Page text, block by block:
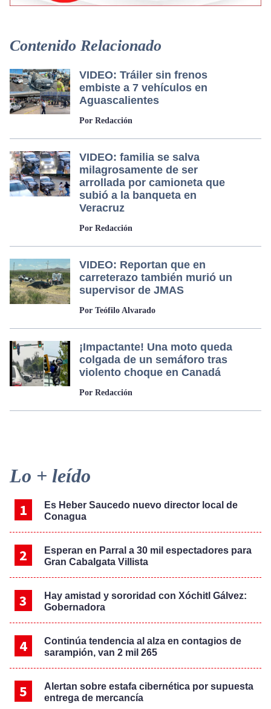
Contenido Relacionado
VIDEO: Tráiler sin frenos
embiste a 7 vehículos en
Aguascalientes
Por Redacción
VIDEO: familia se salva
milagrosamente de ser
arrollada por camioneta que
subió a la banqueta en
Veracruz
Por Redacción
VIDEO: Reportan que en
carreterazo también murió un
supervisor de JMAS
Por Teófilo Alvarado
¡Impactante! Una moto queda
colgada de un semáforo tras
violento choque en Canadá
Por Redacción
Primary
Sidebar
Lo + leído
Es Heber Saucedo nuevo director local de
Conagua
Esperan en Parral a 30 mil espectadores para
Gran Cabalgata Villista
Hay amistad y sororidad con Xóchitl Gálvez:
Gobernadora
Continúa tendencia al alza en contagios de
sarampión, van 2 mil 265
Alertan sobre estafa cibernética por supuesta
entrega de mercancía